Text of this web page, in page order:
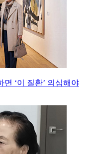
‘이 질환’ 의심해야